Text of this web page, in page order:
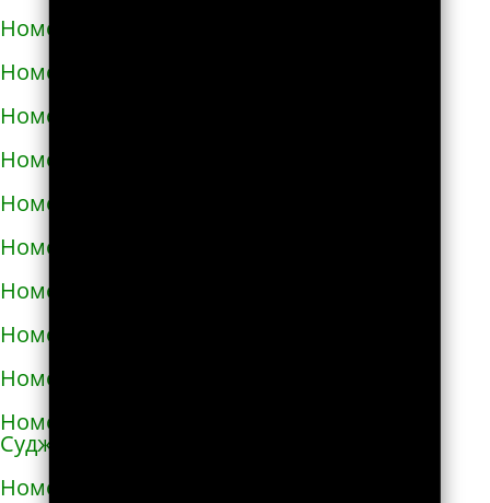
Номера телефонов такси в Алексине
Номера телефонов такси в Алупке
Номера телефонов такси в Алуште
Номера телефонов такси в Альметьевске
Номера телефонов такси в Амурске
Номера телефонов такси в Анадыре
Номера телефонов такси в Анапе
Номера телефонов такси в Ангарске
Номера телефонов такси в Андреаполе
Номера телефонов такси в Анжеро-
Судженске
Номера телефонов такси в Аниве